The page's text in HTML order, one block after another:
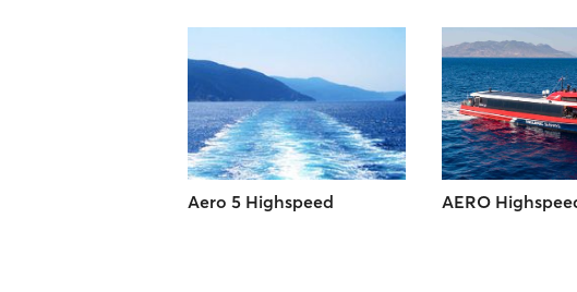
Aero 5 Highspeed AERO